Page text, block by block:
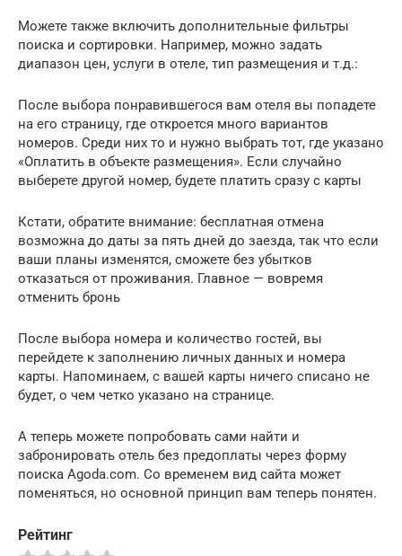
Можете также включить дополнительные фильтры
поиска и сортировки. Например, можно задать
диапазон цен, услуги в отеле, тип размещения и т.д.:
После выбора понравившегося вам отеля вы попадете
на его страницу, где откроется много вариантов
номеров. Среди них то и нужно выбрать тот, где указано
«Оплатить в объекте размещения». Если случайно
выберете другой номер, будете платить сразу с карты
Кстати, обратите внимание: бесплатная отмена
возможна до даты за пять дней до заезда, так что если
ваши планы изменятся, сможете без убытков
отказаться от проживания. Главное — вовремя
отменить бронь
После выбора номера и количество гостей, вы
перейдете к заполнению личных данных и номера
карты. Напоминаем, с вашей карты ничего списано не
будет, о чем четко указано на странице.
А теперь можете попробовать сами найти и
забронировать отель без предоплаты через форму
поиска Agoda.com. Со временем вид сайта может
поменяться, но основной принцип вам теперь понятен.
Рейтинг